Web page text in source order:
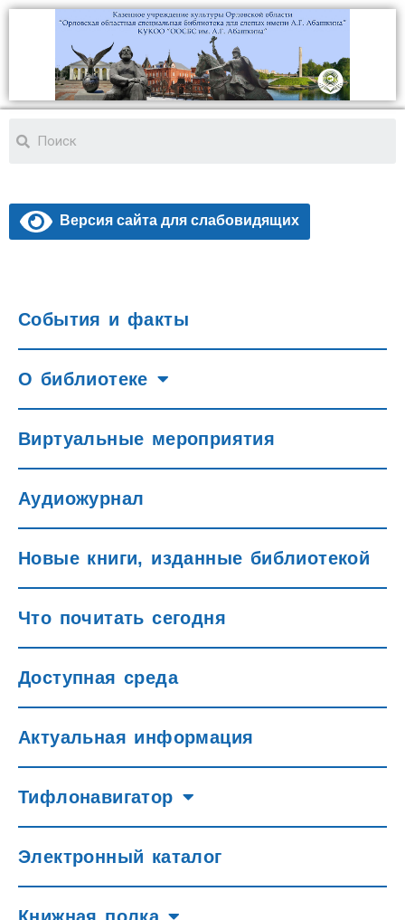
Версия сайта для слабовидящих
События и факты
О библиотеке
Виртуальные мероприятия
Аудиожурнал
Новые книги, изданные библиотекой
Что почитать сегодня
Доступная среда
Актуальная информация
Тифлонавигатор
Электронный каталог